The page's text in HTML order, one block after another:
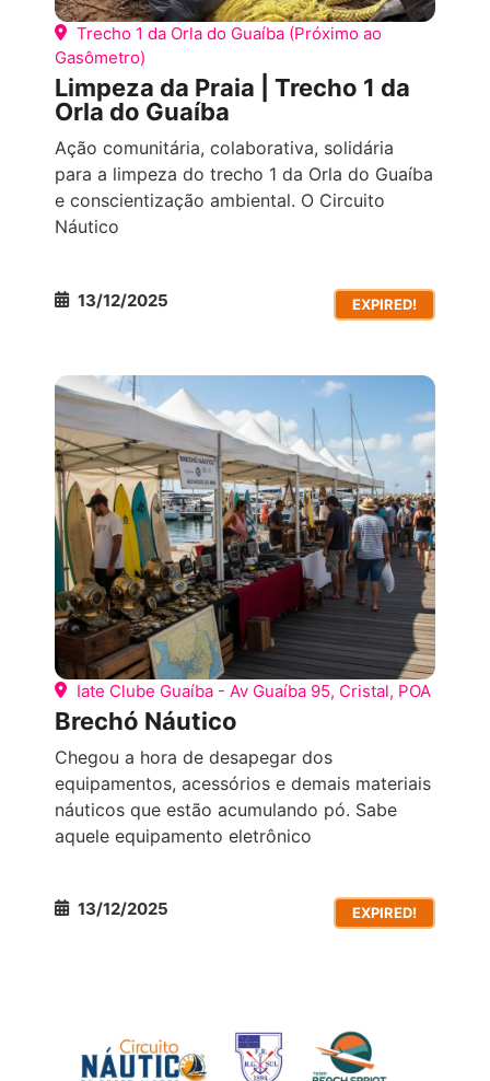
Trecho 1 da Orla do Guaíba (Próximo ao
Gasômetro)
Limpeza da Praia | Trecho 1 da
Orla do Guaíba
Ação comunitária, colaborativa, solidária
para a limpeza do trecho 1 da Orla do Guaíba
e conscientização ambiental. O Circuito
Náutico
13/12/2025 EXPIRED!
FÓRUM E EXPOSIÇÕES OUTROS
Iate Clube Guaíba - Av Guaíba 95, Cristal, POA
Brechó Náutico
Chegou a hora de desapegar dos
equipamentos, acessórios e demais materiais
náuticos que estão acumulando pó. Sabe
aquele equipamento eletrônico
13/12/2025 EXPIRED!